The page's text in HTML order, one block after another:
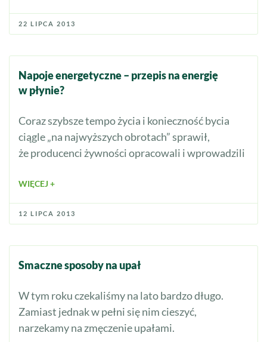
22 LIPCA 2013
Napoje energetyczne – przepis na energię
w płynie?
Coraz szybsze tempo życia i konieczność bycia
ciągle „na najwyższych obrotach” sprawił,
że producenci żywności opracowali i wprowadzili
WIĘCEJ +
12 LIPCA 2013
Smaczne sposoby na upał
W tym roku czekaliśmy na lato bardzo długo.
Zamiast jednak w pełni się nim cieszyć,
narzekamy na zmęczenie upałami.